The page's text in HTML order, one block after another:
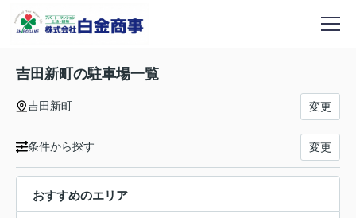
吉田新町の駐車場一覧
吉田新町 変更
条件から探す 変更
おすすめのエリア